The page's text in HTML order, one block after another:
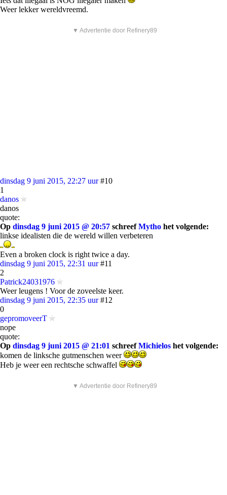
Weer lekker wereldvreemd.
▼ Advertentie door Refinery89
dinsdag 9 juni 2015, 22:27 uur #10
1
danos
danos
quote:
Op dinsdag 9 juni 2015 @ 20:57 schreefMytho het volgende:
linkse idealisten die de wereld willen verbeteren
Even a broken clock is right twice a day.
dinsdag 9 juni 2015, 22:31 uur #11
2
Patrick24031976
Weer leugens ! Voor de zoveelste keer.
dinsdag 9 juni 2015, 22:35 uur #12
0
gepromoveerT
nope
quote:
Op dinsdag 9 juni 2015 @ 21:01 schreefMichielos het volgende:
komen de linksche gutmenschen weer
Heb je weer een rechtsche schwaffel
▼ Advertentie door Refinery89